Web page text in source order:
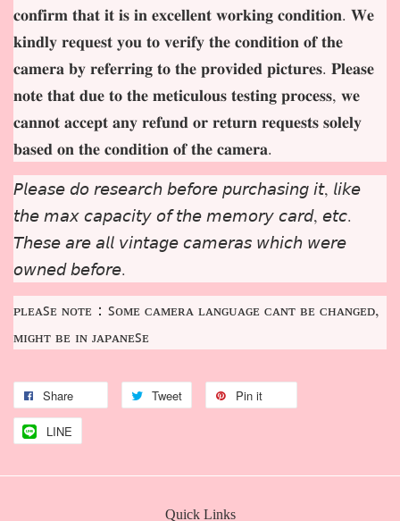
𝐜𝐨𝐧𝐟𝐢𝐫𝐦 𝐭𝐡𝐚𝐭 𝐢𝐭 𝐢𝐬 𝐢𝐧 𝐞𝐱𝐜𝐞𝐥𝐥𝐞𝐧𝐭 𝐰𝐨𝐫𝐤𝐢𝐧𝐠 𝐜𝐨𝐧𝐝𝐢𝐭𝐢𝐨𝐧. 𝐖𝐞
𝐤𝐢𝐧𝐝𝐥𝐲 𝐫𝐞𝐪𝐮𝐞𝐬𝐭 𝐲𝐨𝐮 𝐭𝐨 𝐯𝐞𝐫𝐢𝐟𝐲 𝐭𝐡𝐞 𝐜𝐨𝐧𝐝𝐢𝐭𝐢𝐨𝐧 𝐨𝐟 𝐭𝐡𝐞
𝐜𝐚𝐦𝐞𝐫𝐚 𝐛𝐲 𝐫𝐞𝐟𝐞𝐫𝐫𝐢𝐧𝐠 𝐭𝐨 𝐭𝐡𝐞 𝐩𝐫𝐨𝐯𝐢𝐝𝐞𝐝 𝐩𝐢𝐜𝐭𝐮𝐫𝐞𝐬. 𝐏𝐥𝐞𝐚𝐬𝐞
𝐧𝐨𝐭𝐞 𝐭𝐡𝐚𝐭 𝐝𝐮𝐞 𝐭𝐨 𝐭𝐡𝐞 𝐦𝐞𝐭𝐢𝐜𝐮𝐥𝐨𝐮𝐬 𝐭𝐞𝐬𝐭𝐢𝐧𝐠 𝐩𝐫𝐨𝐜𝐞𝐬𝐬, 𝐰𝐞
𝐜𝐚𝐧𝐧𝐨𝐭 𝐚𝐜𝐜𝐞𝐩𝐭 𝐚𝐧𝐲 𝐫𝐞𝐟𝐮𝐧𝐝 𝐨𝐫 𝐫𝐞𝐭𝐮𝐫𝐧 𝐫𝐞𝐪𝐮𝐞𝐬𝐭𝐬 𝐬𝐨𝐥𝐞𝐥𝐲
𝐛𝐚𝐬𝐞𝐝 𝐨𝐧 𝐭𝐡𝐞 𝐜𝐨𝐧𝐝𝐢𝐭𝐢𝐨𝐧 𝐨𝐟 𝐭𝐡𝐞 𝐜𝐚𝐦𝐞𝐫𝐚.
𝘗𝘭𝘦𝘢𝘴𝘦 𝘥𝘰 𝘳𝘦𝘴𝘦𝘢𝘳𝘤𝘩 𝘣𝘦𝘧𝘰𝘳𝘦 𝘱𝘶𝘳𝘤𝘩𝘢𝘴𝘪𝘯𝘨 𝘪𝘵, 𝘭𝘪𝘬𝘦
𝘵𝘩𝘦 𝘮𝘢𝘹 𝘤𝘢𝘱𝘢𝘤𝘪𝘵𝘺 𝘰𝘧 𝘵𝘩𝘦 𝘮𝘦𝘮𝘰𝘳𝘺 𝘤𝘢𝘳𝘥, 𝘦𝘵𝘤.
𝘛𝘩𝘦𝘴𝘦 𝘢𝘳𝘦 𝘢𝘭𝘭 𝘷𝘪𝘯𝘵𝘢𝘨𝘦 𝘤𝘢𝘮𝘦𝘳𝘢𝘴 𝘸𝘩𝘪𝘤𝘩 𝘸𝘦𝘳𝘦
𝘰𝘸𝘯𝘦𝘥 𝘣𝘦𝘧𝘰𝘳𝘦.
ᴘʟᴇᴀꜱᴇ ɴᴏᴛᴇ：ꜱᴏᴍᴇ ᴄᴀᴍᴇʀᴀ ʟᴀɴɢᴜᴀɢᴇ ᴄᴀɴᴛ ʙᴇ ᴄʜᴀɴɢᴇᴅ,
ᴍɪɢʜᴛ ʙᴇ ɪɴ ᴊᴀᴘᴀɴᴇꜱᴇ
Share Tweet Pin it
LINE
Quick Links